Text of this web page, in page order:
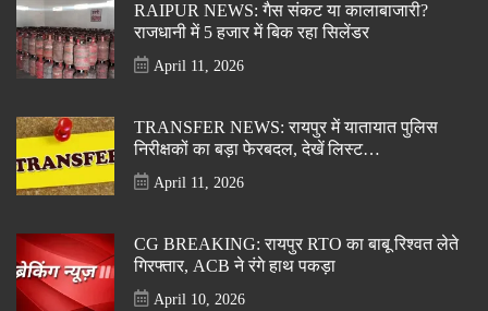
RAIPUR NEWS: गैस संकट या कालाबाजारी?
राजधानी में 5 हजार में बिक रहा सिलेंडर
April 11, 2026
TRANSFER NEWS: रायपुर में यातायात पुलिस
निरीक्षकों का बड़ा फेरबदल, देखें लिस्ट…
April 11, 2026
CG BREAKING: रायपुर RTO का बाबू रिश्वत लेते
गिरफ्तार, ACB ने रंगे हाथ पकड़ा
April 10, 2026